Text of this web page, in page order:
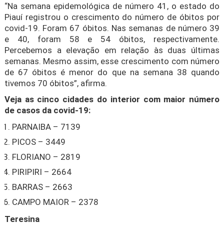
“Na semana epidemológica de número 41, o estado do
Piauí registrou o crescimento do número de óbitos por
covid-19. Foram 67 óbitos. Nas semanas de número 39
e 40, foram 58 e 54 óbitos, respectivamente.
Percebemos a elevação em relação às duas últimas
semanas. Mesmo assim, esse crescimento com número
de 67 óbitos é menor do que na semana 38 quando
tivemos 70 óbitos”, afirma.
Veja as cinco cidades do interior com maior número
de casos da covid-19:
PARNAIBA – 7139
PICOS – 3449
FLORIANO – 2819
PIRIPIRI – 2664
BARRAS – 2663
CAMPO MAIOR – 2378
Teresina